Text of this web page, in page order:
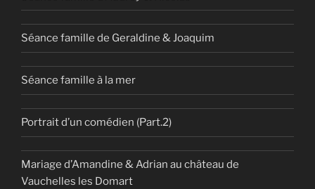
Séance famille de Geraldine & Joaquim
Séance famille à la mer
Portrait d’un comédien (Part.2)
Mariage d’Amandine & Adrian au château de
Vauchelles les Domart